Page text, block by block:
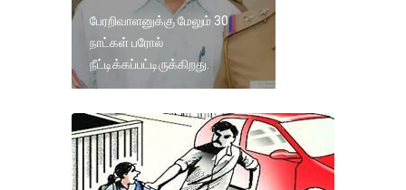
பேரறிவாளனுக்கு மேலும் 30
நாட்கள் பரோல்
நீட்டிக்கப்பட்டிருக்கிறது.